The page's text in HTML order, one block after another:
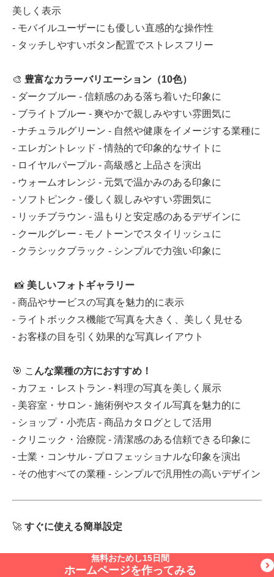
美しく表示
- モバイルユーザーにも優しい直感的な操作性
- タッチしやすいボタン配置でストレスフリー
🎨 豊富なカラーバリエーション（10色）
- ダークブルー - 信頼感のある落ち着いた印象に
- ブライトブルー - 爽やかで親しみやすい雰囲気に
- ナチュラルグリーン - 自然や健康をイメージする業種に
- エレガントレッド - 情熱的で印象的なサイトに
- ロイヤルパープル - 高級感と上品さを演出
- ウォームオレンジ - 元気で温かみのある印象に
- ソフトピンク - 優しく親しみやすい雰囲気に
- リッチブラウン - 温もりと安定感のあるデザインに
- クールグレー - モノトーンでスタイリッシュに
- クラシックブラック - シンプルで力強い印象に
📸 美しいフォトギャラリー
- 商品やサービスの写真を魅力的に表示
- ライトボックス機能で写真を大きく、美しく見せる
- お客様の目を引く効果的な写真レイアウト
🎯 こ んな業種の方におすすめ！
- カフェ・レストラン - 料理の写真を美しく展示
- 美容室・サロン - 施術例やスタイル写真を魅力的に
- ショップ・小売店 - 商品カタログとして活用
- クリニック・治療院 - 清潔感のある信頼できる印象に
- 士業・コンサル - プロフェッショナルな印象を演出
- その他すべての業種 - シンプルで汎用性の高いデザイン
🚀 すぐに使える簡単設定
1. 管理画面 → デザイン → ダウンロード
無料おためし15日間
ホームページを作ってみる